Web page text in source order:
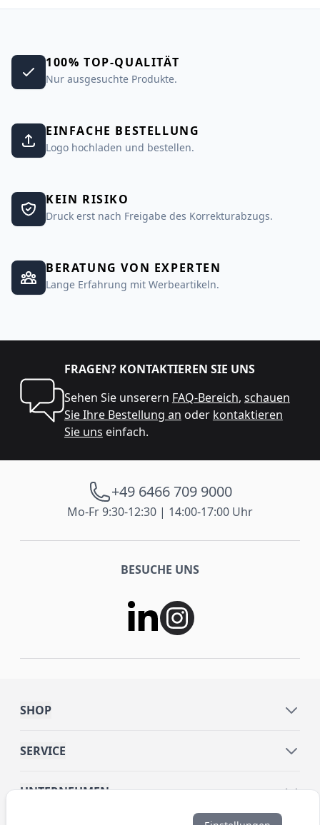
100% TOP-QUALITÄT
Nur ausgesuchte Produkte.
EINFACHE BESTELLUNG
Logo hochladen und bestellen.
KEIN RISIKO
Druck erst nach Freigabe des Korrekturabzugs.
BERATUNG VON EXPERTEN
Lange Erfahrung mit Werbeartikeln.
FRAGEN? KONTAKTIEREN SIE UNS
Sehen Sie unserern FAQ-Bereich, schauen
Sie Ihre Bestellung an oder kontaktieren
Sie uns einfach.
+49 6466 709 9000
Mo-Fr 9:30-12:30 | 14:00-17:00 Uhr
BESUCHE UNS
SHOP
SERVICE
UNTERNEHMEN